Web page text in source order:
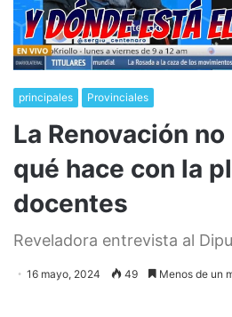
principales Provinciales
La Renovación
qué hace con la
docentes
Reveladora entrevista al
16 mayo, 2024 49 Menos de un